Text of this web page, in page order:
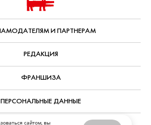
сайтом, вы
ЗА ЯНВАРЬ 2011